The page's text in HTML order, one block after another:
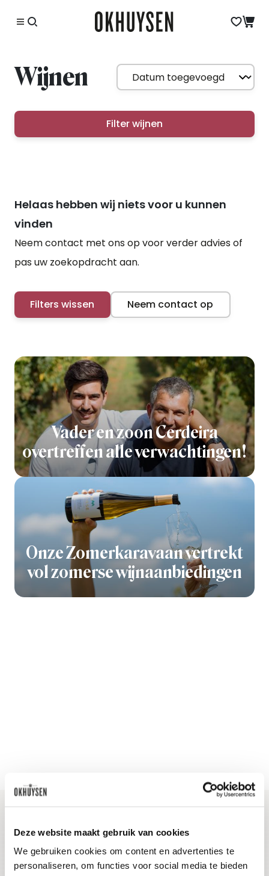
Deze website maakt gebruik van cookies
We gebruiken cookies om content en advertenties te
personaliseren, om functies voor social media te bieden
Wijnen
Filter wijnen
Helaas hebben wij niets voor u kunnen
vinden
Neem contact met ons op voor verder advies of
pas uw zoekopdracht aan.
Filters wissen Neem contact op
Vader en zoon Cerdeira
overtreffen alle verwachtingen!
Onze Zomerkaravaan vertrekt
vol zomerse wijnaanbiedingen
Blijf op de hoogte
Ontvang het laatste wijnnieuws, proeverijen en
evenementen